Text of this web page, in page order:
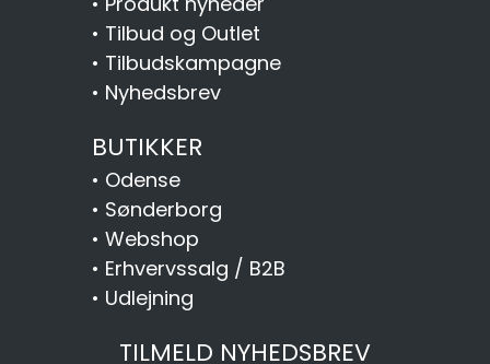
• Tilbud og Outlet
• Tilbudskampagne
• Nyhedsbrev
BUTIKKER
• Odense
• Sønderborg
• Webshop
• Erhvervssalg / B2B
• Udlejning
TILMELD NYHEDSBREV